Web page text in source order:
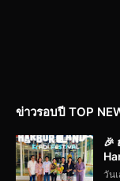
ข่าวรอบปี TOP
🎉
วัน